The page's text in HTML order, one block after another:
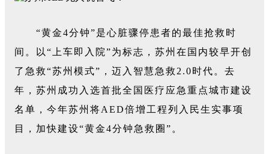
“黄金4分钟”是心脏骤停患者的最佳抢救时
间。以“上车即入院”为标志，苏州在国内较早开创
了急救“苏州模式”，迈入智慧急救2.0时代。去
年，苏州成功入选首批全国医疗应急重点城市建设
名单，今年苏州将AED倍增工程列入民生实事项
目，加快建设“黄金4分钟急救圈”。